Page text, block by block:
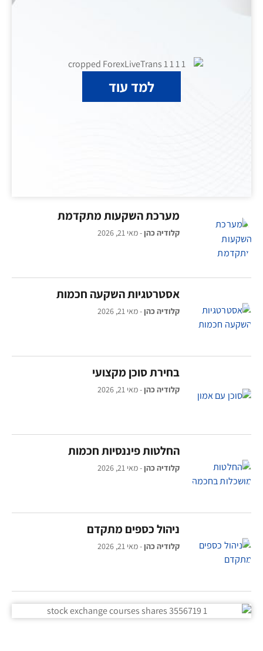
למד עוד
מערכת השקעות מתקדמת
קלודיה כהן מאי 21, 2026
אסטרטגיות השקעה חכמות
קלודיה כהן מאי 21, 2026
בחירת סוכן מקצועי
קלודיה כהן מאי 21, 2026
החלטות פיננסיות חכמות
קלודיה כהן מאי 21, 2026
ניהול כספים מתקדם
קלודיה כהן מאי 21, 2026